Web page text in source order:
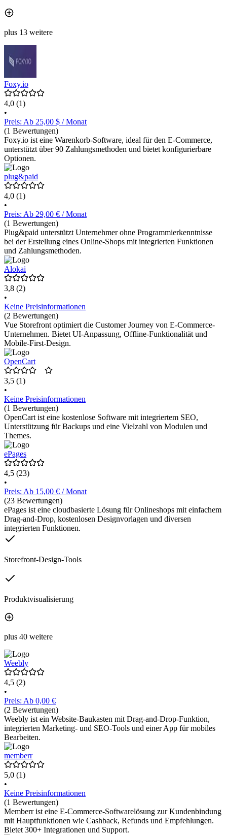
plus 13 weitere
Foxy.io
4,0 (1)
•
Preis: Ab 25,00 $ / Monat
(1 Bewertungen)
Foxy.io ist eine Warenkorb-Software, ideal für den E-Commerce,
unterstützt über 90 Zahlungsmethoden und bietet konfigurierbare
Optionen.
plug&paid
4,0 (1)
•
Preis: Ab 29,00 € / Monat
(1 Bewertungen)
Plug&paid unterstützt Unternehmer ohne Programmierkenntnisse
bei der Erstellung eines Online-Shops mit integrierten Funktionen
und Zahlungsmethoden.
Alokai
3,8 (2)
•
Keine Preisinformationen
(2 Bewertungen)
Vue Storefront optimiert die Customer Journey von E-Commerce-
Unternehmen. Bietet UI-Anpassung, Offline-Funktionalität und
Mobile-First-Design.
OpenCart
3,5 (1)
•
Keine Preisinformationen
(1 Bewertungen)
OpenCart ist eine kostenlose Software mit integriertem SEO,
Unterstützung für Backups und eine Vielzahl von Modulen und
Themes.
ePages
4,5 (23)
•
Preis: Ab 15,00 € / Monat
(23 Bewertungen)
ePages ist eine cloudbasierte Lösung für Onlineshops mit einfachem
Drag-and-Drop, kostenlosen Designvorlagen und diversen
integrierten Funktionen.
Storefront-Design-Tools
Produktvisualisierung
plus 40 weitere
Weebly
4,5 (2)
•
Preis: Ab 0,00 €
(2 Bewertungen)
Weebly ist ein Website-Baukasten mit Drag-and-Drop-Funktion,
integrierten Marketing- und SEO-Tools und einer App für mobiles
Bearbeiten.
memberr
5,0 (1)
•
Keine Preisinformationen
(1 Bewertungen)
Memberr ist eine E-Commerce-Softwarelösung zur Kundenbindung
mit Hauptfunktionen wie Cashback, Refunds und Empfehlungen.
Bietet 300+ Integrationen und Support.